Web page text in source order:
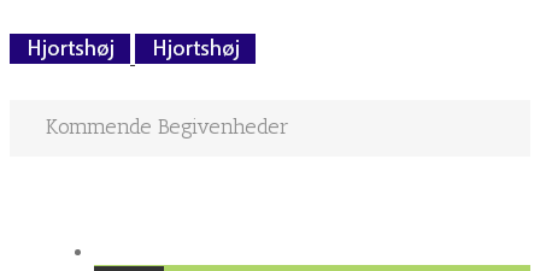
Kommende Begivenheder